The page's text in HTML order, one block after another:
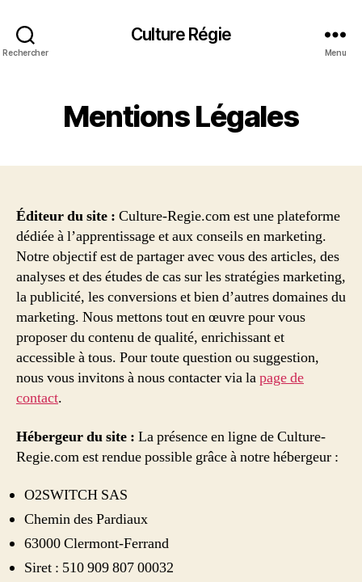
Rechercher
Culture Régie
Menu
Mentions Légales
Éditeur du site : Culture-Regie.com est une plateforme
dédiée à l’apprentissage et aux conseils en marketing.
Notre objectif est de partager avec vous des articles, des
analyses et des études de cas sur les stratégies marketing,
la publicité, les conversions et bien d’autres domaines du
marketing. Nous mettons tout en œuvre pour vous
proposer du contenu de qualité, enrichissant et
accessible à tous. Pour toute question ou suggestion,
nous vous invitons à nous contacter via lapage de
contact.
Hébergeur du site : La présence en ligne de Culture-
Regie.com est rendue possible grâce à notre hébergeur :
O2SWITCH SAS
Chemin des Pardiaux
63000 Clermont-Ferrand
Siret : 510 909 807 00032